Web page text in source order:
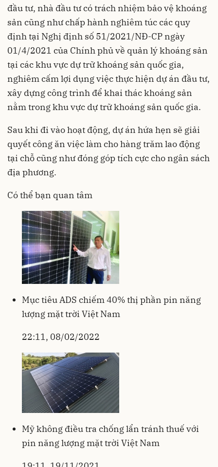
đầu tư, nhà đầu tư có trách nhiệm bảo vệ khoáng
sản cũng như chấp hành nghiêm túc các quy
định tại Nghị định số 51/2021/NĐ-CP ngày
01/4/2021 của Chính phủ về quản lý khoáng sản
tại các khu vực dự trữ khoáng sản quốc gia,
nghiêm cấm lợi dụng việc thực hiện dự án đầu tư,
xây dựng công trình để khai thác khoáng sản
nằm trong khu vực dự trữ khoáng sản quốc gia.
Sau khi đi vào hoạt động, dự án hứa hẹn sẽ giải
quyết công ăn việc làm cho hàng trăm lao động
tại chỗ cũng như đóng góp tích cực cho ngân sách
địa phương.
Có thể bạn quan tâm
Mục tiêu ADS chiếm 40% thị phần pin năng
lượng mặt trời Việt Nam
22:11, 08/02/2022
Mỹ không điều tra chống lẩn tránh thuế với
pin năng lượng mặt trời Việt Nam